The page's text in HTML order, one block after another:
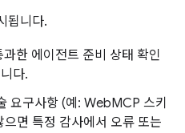
됩니다.
한 에이전트 준비 상태 확인
다.
요구사항 (예: WebMCP 스키
면 특정 감사에서 오류 또는